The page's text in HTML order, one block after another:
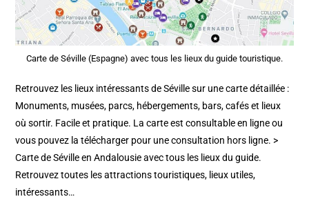
Carte de Séville (Espagne) avec tous les lieux du guide touristique.
Retrouvez les lieux intéressants de Séville sur une carte détaillée :
Monuments, musées, parcs, hébergements, bars, cafés et lieux
où sortir. Facile et pratique. La carte est consultable en ligne ou
vous pouvez la télécharger pour une consultation hors ligne. >
Carte de Séville en Andalousie avec tous les lieux du guide.
Retrouvez toutes les attractions touristiques, lieux utiles,
intéressants…